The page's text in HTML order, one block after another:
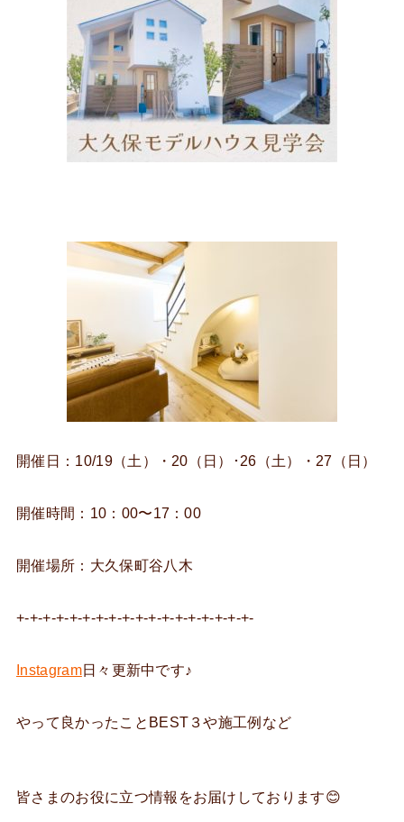
開催日：10/19（土）・20（日）･26（土）・27（日）
開催時間：10：00〜17：00
開催場所：大久保町谷八木
+-+-+-+-+-+-+-+-+-+-+-+-+-+-+-+-+-+-
Instagram日々更新中です♪
やって良かったことBEST３や施工例など
皆さまのお役に立つ情報をお届けしております😊